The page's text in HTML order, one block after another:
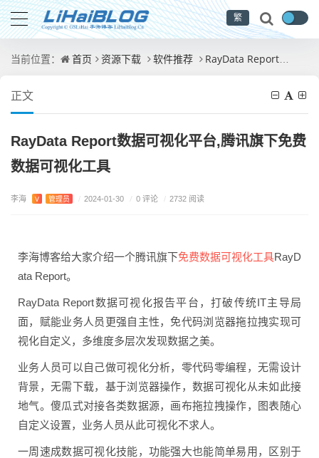
繁
当前位置： 首页 资源下载 软件推荐 RayData Report数据可视化平台,腾讯旗下免费数据可视化工具
正文
RayData Report数据可视化平台,腾讯旗下免费
数据可视化工具
李海 V 管理员 / 2024-01-30 / 0 评论 / 2732 阅读
李海博客给大家介绍一个腾讯旗下免费数据可视化工具RayD
ata Report。
RayData Report数据可视化报告平台，打破传统IT主导局
面，赋能业务人员更强自主性，免代码浏览器拖拉拽实现可
视化自定义，多维度多层次发现数据之美。
业务人员可以自己做可视化分析，零代码零编程，无需设计
背景，无需下载，基于浏览器操作，数据可视化从未如此接
地气。傻瓜式对接各类数据源，画布拖拉拽操作，图表随心
自定义设置，业务人员从此可视化不求人。
一周速成数据可视化技能，功能强大也能简单易用，区别于